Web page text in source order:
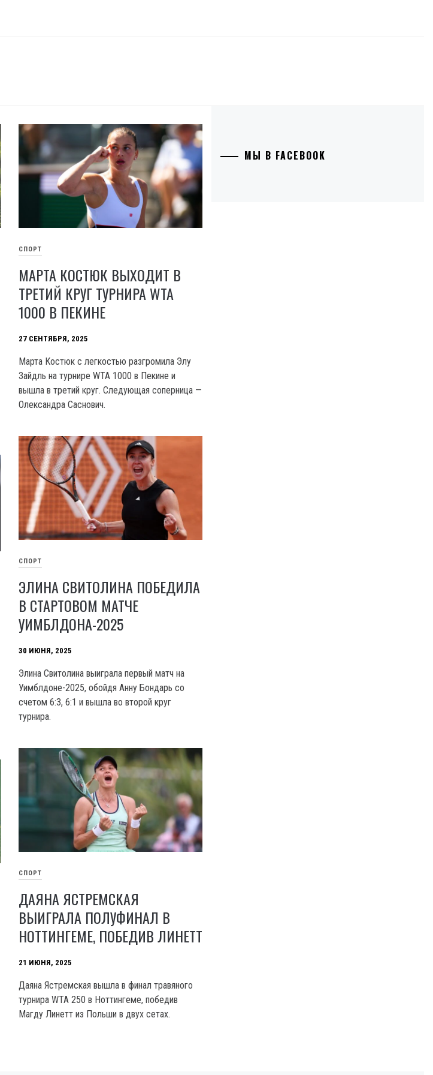
СПОРТ
МАРТА КОСТЮК ВЫХОДИТ В
ТРЕТИЙ КРУГ ТУРНИРА WTA
1000 В ПЕКИНЕ
27 СЕНТЯБРЯ, 2025
Марта Костюк с легкостью разгромила Элу
Зайдль на турнире WTA 1000 в Пекине и
вышла в третий круг. Следующая соперница —
Олександра Саснович.
СПОРТ
ЭЛИНА СВИТОЛИНА ПОБЕДИЛА
В СТАРТОВОМ МАТЧЕ
УИМБЛДОНА-2025
30 ИЮНЯ, 2025
Элина Свитолина выиграла первый матч на
Уимблдоне-2025, обойдя Анну Бондарь со
счетом 6:3, 6:1 и вышла во второй круг
турнира.
СПОРТ
ДАЯНА ЯСТРЕМСКАЯ
ВЫИГРАЛА ПОЛУФИНАЛ В
НОТТИНГЕМЕ, ПОБЕДИВ ЛИНЕТТ
21 ИЮНЯ, 2025
Даяна Ястремская вышла в финал травяного
турнира WTA 250 в Ноттингеме, победив
Магду Линетт из Польши в двух сетах.
МЫ В FACEBOOK